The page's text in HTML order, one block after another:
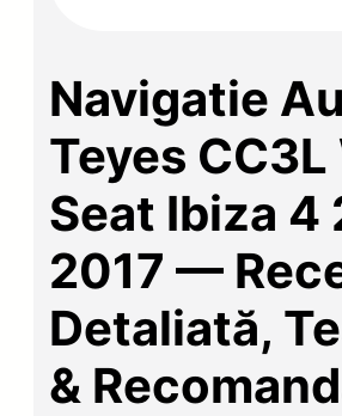
Navigatie
Teyes CC3L
Seat Ibiza
2017 —
Detaliată,
&